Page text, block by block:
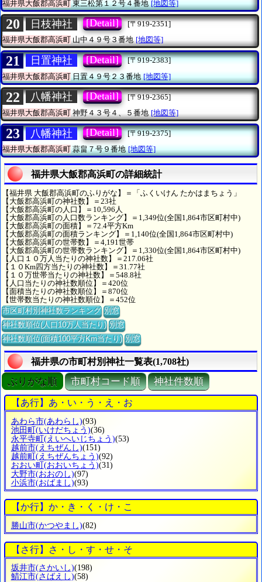
福井県大飯郡高浜町東三松第１２号４番地 [地図等]
20 日枝神社 [Detail]
[〒919-2351]
福井県大飯郡高浜町山中４９号３番地 [地図等]
21 日置神社 [Detail]
[〒919-2383]
福井県大飯郡高浜町日置４９号２３番地 [地図等]
22 八幡神社 [Detail]
[〒919-2365]
福井県大飯郡高浜町 神野４３号４、５番地 [地図等]
23 八幡神社 [Detail]
[〒919-2375]
福井県大飯郡高浜町蒜畠７号９番地 [地図等]
福井県大飯郡高浜町の詳細統計
【福井県 大飯郡高浜町のふりがな】＝「ふくいけん たかはまちょう」
【大飯郡高浜町の神社数】＝23社
【大飯郡高浜町の人口】＝10,596人
【大飯郡高浜町の人口数ランキング】＝1,349位(全国1,864市区町村中)
【大飯郡高浜町の面積】＝72.4平方Km
【大飯郡高浜町の面積ランキング】＝1,140位(全国1,864市区町村中)
【大飯郡高浜町の世帯数】＝4,191世帯
【大飯郡高浜町の世帯数ランキング】＝1,330位(全国1,864市区町村中)
【人口１０万人当たりの神社数】＝217.06社
【１０Km四方当たりの神社数】＝31.77社
【１０万世帯当たりの神社数】＝548.8社
【人口当たりの神社数順位】＝420位
【面積当たりの神社数順位】＝870位
【世帯数当たりの神社数順位】＝452位
市区町村別神社数ランキング 別窓
神社数順位(人口10万人当たり) 別窓
神社数順位(面積100平方Km当たり) 別窓
福井県の市町村別神社一覧表(1,708社)
ぶりがな順 市町村コード順 神社件数順
【あ行】あ・い・う・え・お
あわら市(あわらし)(93)
池田町 (いけだちょう)(36)
永平寺町 (えいへいじちょう)(53)
越前市(えちぜんし)(151)
越前町 (えちぜんちょう)(92)
おおい町 (おおいちょう)(31)
大野市(おおのし)(97)
小浜市(おばまし)(93)
【か行】か・き・く・け・こ
勝山市(かつやまし)(82)
【さ行】さ・し・す・せ・そ
坂井市(さかいし)(198)
鯖江市(さばえし)(58)